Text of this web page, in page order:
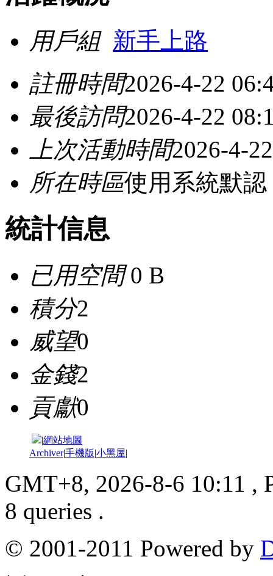
用戶組 新手上路
註冊時間2026-4-22
最後訪問2026-4-22
上次活動時間2026-4-
所在時區使用系統默認
統計信息
已用空間0 B
積分2
威望0
金錢2
貢獻0
|網站地圖
Archiver|手機版|小黑屋|
GMT+8, 2026-8-6 10:11 ,
8 queries .
© 2001-2011 Powered by